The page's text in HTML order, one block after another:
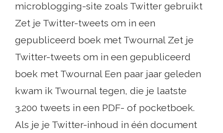
microblogging-site zoals Twitter gebruikt
Zet je Twitter-tweets om in een
gepubliceerd boek met Twournal Zet je
Twitter-tweets om in een gepubliceerd
boek met Twournal Een paar jaar geleden
kwam ik Twournal tegen, die je laatste
3.200 tweets in een PDF- of pocketboek.
Als je je Twitter-inhoud in één document